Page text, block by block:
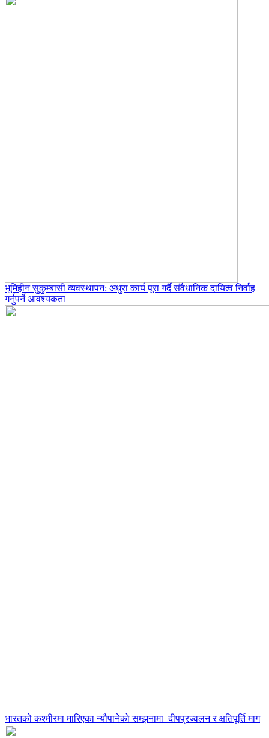
भूमिहीन सुकुम्बासी व्यवस्थापन: अधुरा कार्य पूरा गर्दै संवैधानिक दायित्व निर्वाह
गर्नुपर्ने आवश्यकता
भारतको कश्मीरमा मारिएका न्यौपानेको सम्झनामा दीपप्रज्वलन र क्षतिपूर्ति माग